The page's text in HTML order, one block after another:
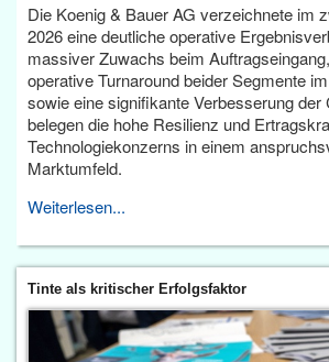
Die Koenig & Bauer AG verzeichnete im
2026 eine deutliche operative
massiver Zuwachs beim
operative Turnaround beider Segmente
sowie eine signifikante Verbesserung der
belegen die hohe Resilienz und
Technologiekonzerns in einem
Marktumfeld.
Weiterlesen...
Tinte als kritischer Erfolgsfaktor